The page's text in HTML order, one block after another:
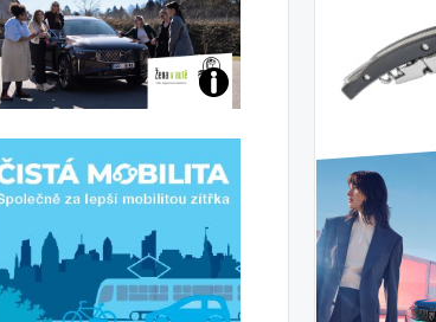
Jaké
ženy-
řidičky